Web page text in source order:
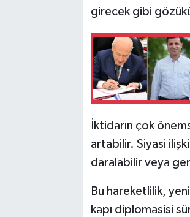
girecek gibi
İktidarın çok
artabilir. Siyasi
daralabilir veya
Bu hareketlilik,
kapı diplomasisi